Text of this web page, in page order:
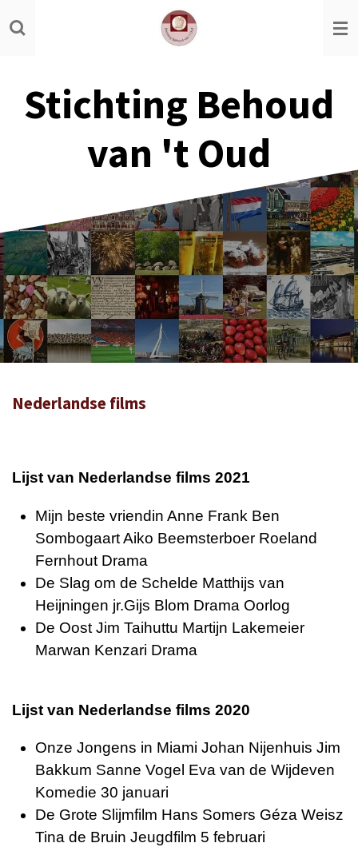
Ga
direct
hoofdinhoud
Stichting Behoud
van 't Oud
Nederlandse films
Lijst van Nederlandse films 2021
Mijn beste vriendin Anne Frank Ben
Sombogaart Aiko Beemsterboer Roeland
Fernhout Drama
De Slag om de Schelde Matthijs van
Heijningen jr.Gijs Blom Drama Oorlog
De Oost Jim Taihuttu Martijn Lakemeier
Marwan Kenzari Drama
Lijst van Nederlandse films 2020
Onze Jongens in Miami Johan Nijenhuis Jim
Bakkum Sanne Vogel Eva van de Wijdeven
Komedie 30 januari
De Grote Slijmfilm Hans Somers Géza Weisz
Tina de Bruin Jeugdfilm 5 februari